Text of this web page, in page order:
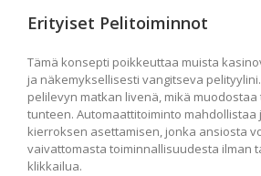
Erityiset Pelitoiminnot
Tämä konsepti poikkeuttaa muista
ja näkemyksellisesti vangitseva
pelilevyn matkan livenä, mikä
tunteen. Automaattitoiminto mahdollistaa
kierroksen asettamisen, jonka ansiosta
vaivattomasta toiminnallisuudesta ilman
klikkailua.